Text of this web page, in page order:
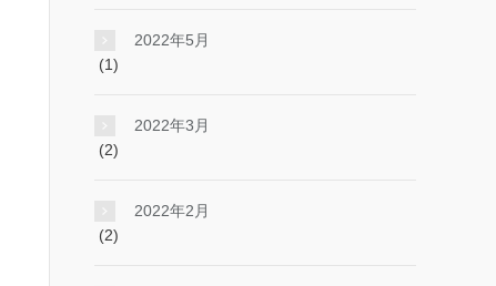
2022年5月
(1)
2022年3月
(2)
2022年2月
(2)